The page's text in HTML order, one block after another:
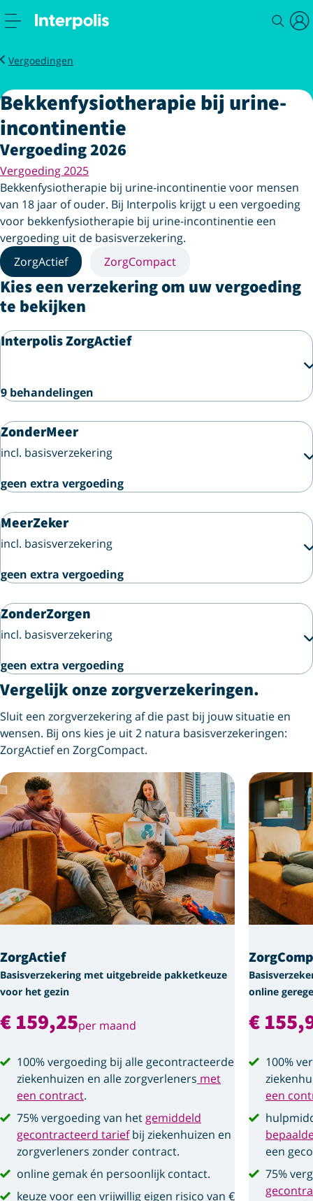
Service
Zorg
Vergoedingen
Bekkenfysiotherapie bij urine-incontinentie
Bekkenfysiotherapie bij urine-
incontinentie
Vergoeding 2026
Vergoeding 2025
Bekkenfysiotherapie bij urine-incontinentie voor mensen
van 18 jaar of ouder. Bij Interpolis krijgt u een vergoeding
voor bekkenfysiotherapie bij urine-incontinentie een
vergoeding uit de basisverzekering.
ZorgActief
ZorgCompact
Kies een verzekering om uw vergoeding
te bekijken
Interpolis ZorgActief
9 behandelingen
ZonderMeer
incl. basisverzekering
geen extra vergoeding
MeerZeker
incl. basisverzekering
geen extra vergoeding
ZonderZorgen
incl. basisverzekering
geen extra vergoeding
Vergelijk onze zorgverzekeringen.
Sluit een zorgverzekering af die past bij jouw situatie en
wensen. Bij ons kies je uit 2 natura basisverzekeringen:
ZorgActief en ZorgCompact.
ZorgActief
Basisverzekering met uitgebreide pakketkeuze
voor het gezin
€ 159,25per maand
100% vergoeding bij alle gecontracteerde
ziekenhuizen en alle zorgverleners met
een contract.
75% vergoeding van het gemiddeld
gecontracteerd tariefbij ziekenhuizen en
zorgverleners zonder contract.
online gemak én persoonlijk contact.
keuze voor een vrijwillig eigen risico van €
online
€
100%
een
een
75%